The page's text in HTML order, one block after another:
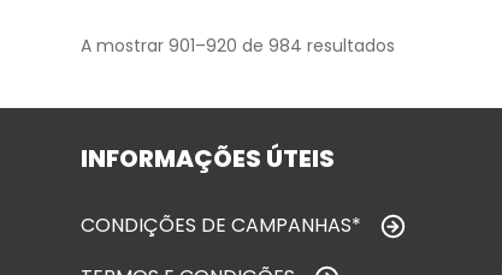
A mostrar 901–920 de 984 resultados
INFORMAÇÕES ÚTEIS
CONDIÇÕES DE CAMPANHAS*